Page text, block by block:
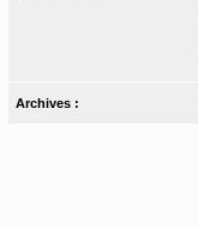
Archives :